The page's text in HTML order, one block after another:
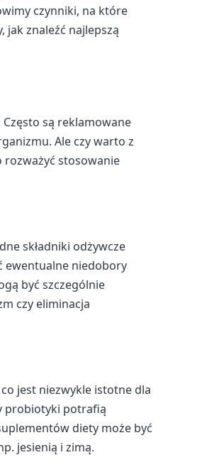
czynniki, na które
znaleźć najlepszą
są reklamowane
Ale czy warto z
stosowanie
składniki odżywcze
ewentualne niedobory
być szczególnie
czy eliminacja
jest niezwykle istotne dla
probiotyki potrafią
diety może być
jesienią i zimą.